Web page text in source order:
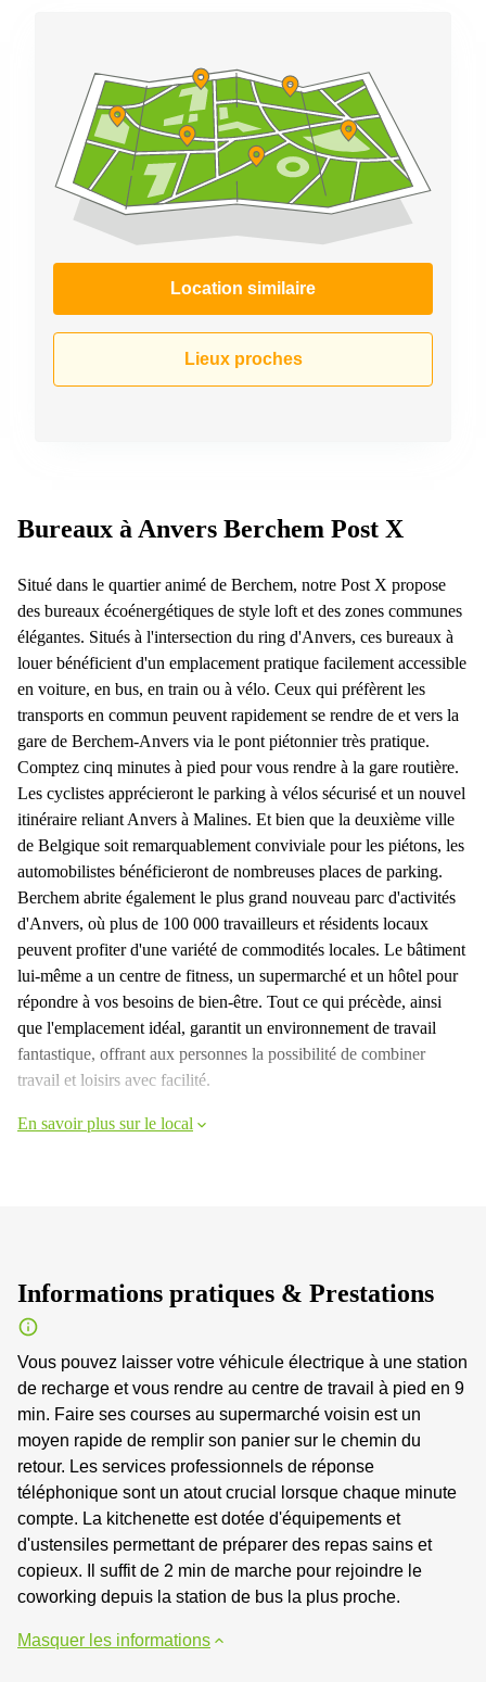
Location similaire
Lieux proches
Bureaux à Anvers Berchem Post X
Situé dans le quartier animé de Berchem, notre Post X propose
des bureaux écoénergétiques de style loft et des zones communes
élégantes. Situés à l'intersection du ring d'Anvers, ces bureaux à
louer bénéficient d'un emplacement pratique facilement accessible
en voiture, en bus, en train ou à vélo. Ceux qui préfèrent les
transports en commun peuvent rapidement se rendre de et vers la
gare de Berchem-Anvers via le pont piétonnier très pratique.
Comptez cinq minutes à pied pour vous rendre à la gare routière.
Les cyclistes apprécieront le parking à vélos sécurisé et un nouvel
itinéraire reliant Anvers à Malines. Et bien que la deuxième ville
de Belgique soit remarquablement conviviale pour les piétons, les
automobilistes bénéficieront de nombreuses places de parking.
Berchem abrite également le plus grand nouveau parc d'activités
d'Anvers, où plus de 100 000 travailleurs et résidents locaux
peuvent profiter d'une variété de commodités locales. Le bâtiment
lui-même a un centre de fitness, un supermarché et un hôtel pour
répondre à vos besoins de bien-être. Tout ce qui précède, ainsi
que l'emplacement idéal, garantit un environnement de travail
fantastique, offrant aux personnes la possibilité de combiner
travail et loisirs avec facilité.
En savoir plus sur le local
Informations pratiques & Prestations
Vous pouvez laisser votre véhicule électrique à une station
de recharge et vous rendre au centre de travail à pied en 9
min. Faire ses courses au supermarché voisin est un
moyen rapide de remplir son panier sur le chemin du
retour. Les services professionnels de réponse
téléphonique sont un atout crucial lorsque chaque minute
compte. La kitchenette est dotée d'équipements et
d'ustensiles permettant de préparer des repas sains et
copieux. Il suffit de 2 min de marche pour rejoindre le
coworking depuis la station de bus la plus proche.
Masquer les informations